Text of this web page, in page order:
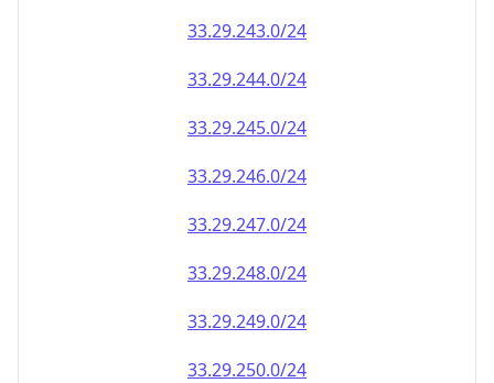
33.29.243.0/24
33.29.244.0/24
33.29.245.0/24
33.29.246.0/24
33.29.247.0/24
33.29.248.0/24
33.29.249.0/24
33.29.250.0/24